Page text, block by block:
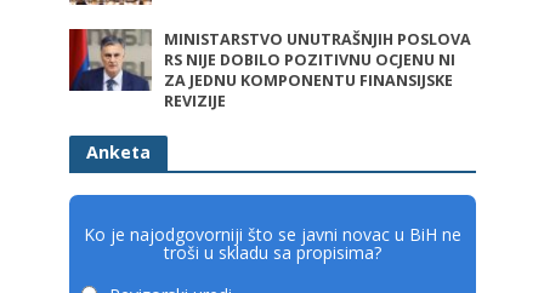
MINISTARSTVO UNUTRAŠNJIH POSLOVA
RS NIJE DOBILO POZITIVNU OCJENU NI
ZA JEDNU KOMPONENTU FINANSIJSKE
REVIZIJE
Anketa
Ko je najodgovorniji što se javni novac u BiH ne
troši u skladu sa propisima?